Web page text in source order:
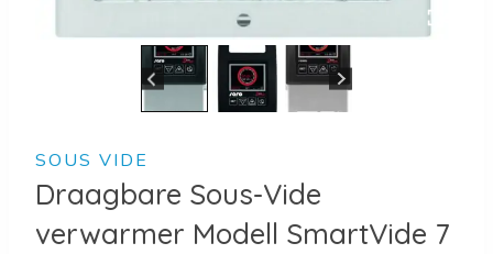
SOUS VIDE
Draagbare Sous-Vide
verwarmer Modell SmartVide 7